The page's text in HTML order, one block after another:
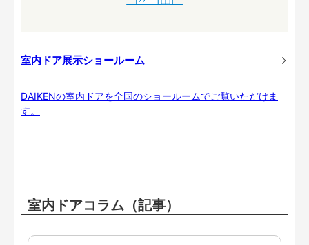
室内ドア展示ショールーム
DAIKENの室内ドアを全国のショールームでご覧いただけま
す。
室内ドアコラム（記事）